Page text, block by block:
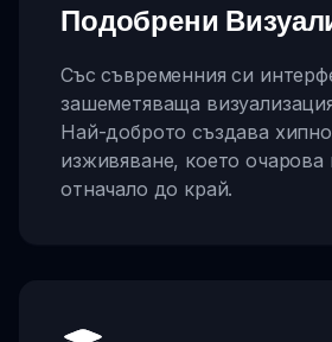
Подобрени
Със съвременния си
зашеметяваща
Най-доброто създава
изживяване, което очарова
отначало до край.